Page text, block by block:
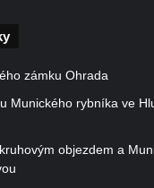
na hřbitově ve
na hřbitově ve
zámku Ohrada
Munického rybníka ve
objezdem a